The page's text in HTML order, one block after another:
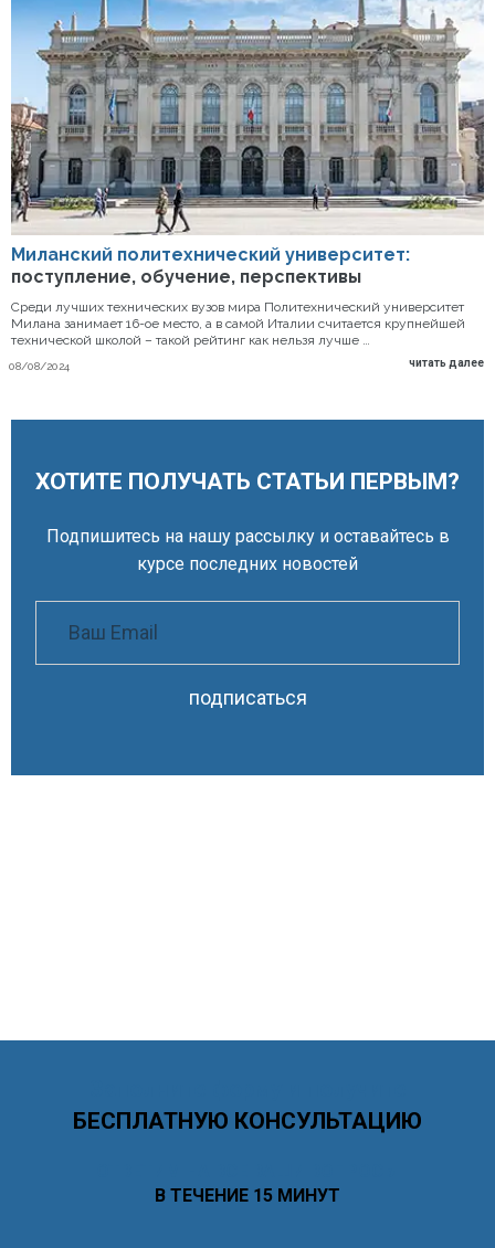
Миланский политехнический университет:
поступление, обучение, перспективы
08/08/2024
Среди лучших технических вузов мира Политехнический университет
Милана занимает 16-ое место, а в самой Италии считается крупнейшей
технической школой – такой рейтинг как нельзя лучше …
читать далее
ХОТИТЕ ПОЛУЧАТЬ СТАТЬИ ПЕРВЫМ?
Подпишитесь на нашу рассылку и оставайтесь в
курсе последних новостей
подписаться
БЕСПЛАТНУЮ КОНСУЛЬТАЦИЮ
В ТЕЧЕНИЕ 15 МИНУТ